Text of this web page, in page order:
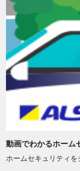
動画でわかるホーム
ホームセキュリティを